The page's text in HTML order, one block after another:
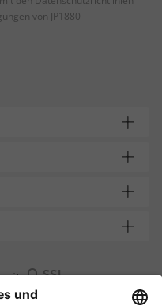
von JP1880